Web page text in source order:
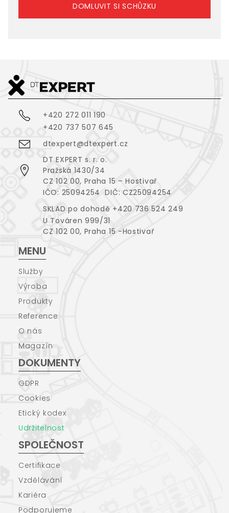
DOMLUVIT SI SCHŮZKU
+420 272 011 190
+420 737 507 645
dtexpert@dtexpert.cz
DT EXPERT s. r. o.
Pražská 1430/34
CZ 102 00, Praha 15 – Hostivař
IČO: 25094254 DIČ: CZ25094254
SKLAD po dohodě +420 736 524 249
U Továren 999/31
CZ 102 00, Praha 15 -Hostivař
MENU
Služby
Výroba
Produkty
Reference
O nás
Magazín
DOKUMENTY
GDPR
Cookies
Etický kodex
Udržitelnost
SPOLEČNOST
Certifikace
Vzdělávání
Kariéra
Podporujeme